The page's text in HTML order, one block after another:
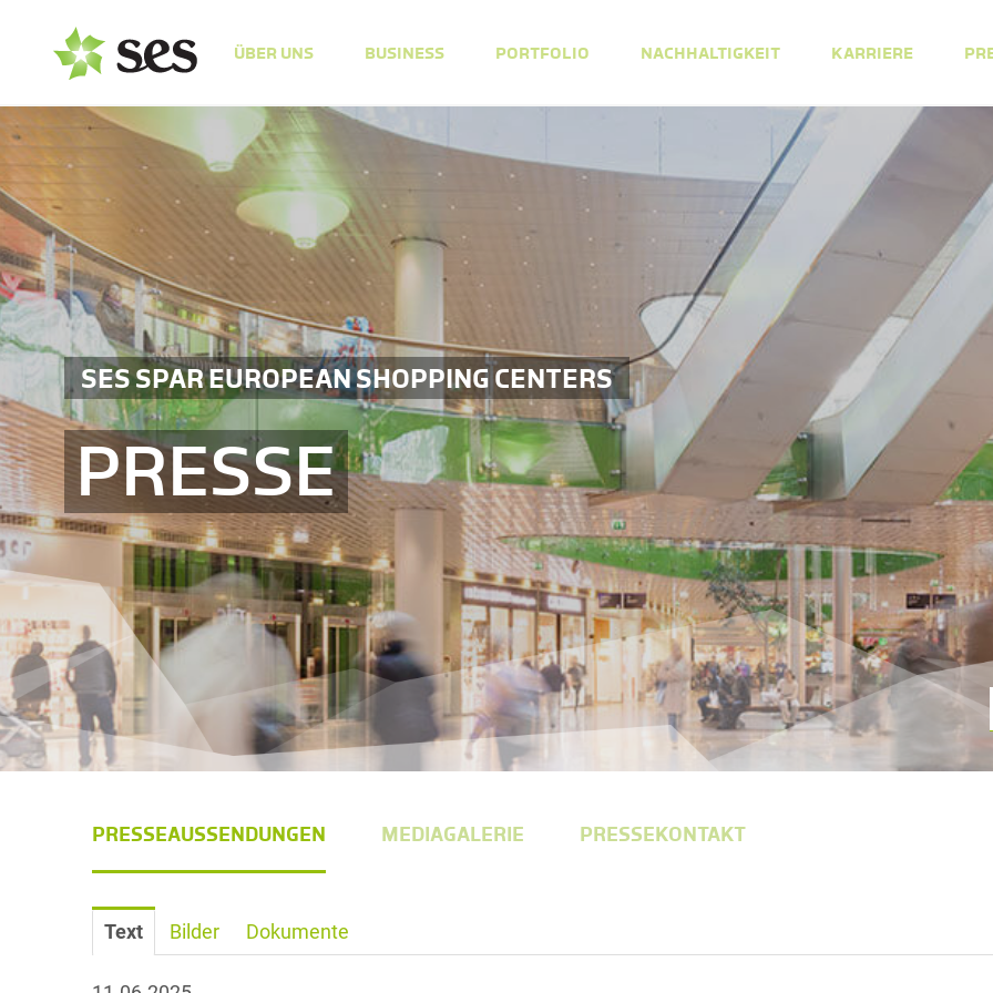
ÜBER UNS BUSINESS PORTFOLIO NACHHALTIGKEIT KARRIERE
SES SPAR EUROPEAN SHOPPING CENTERS
PRESSE
PRESSEAUSSENDUNGEN MEDIAGALERIE PRESSEKONTAKT
Text Bilder Dokumente